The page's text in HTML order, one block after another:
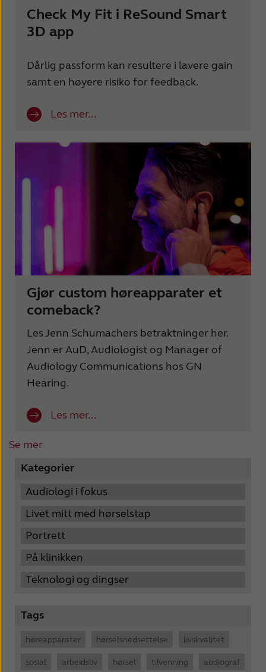
Check My Fit i ReSound Smart
3D app
Dårlig passform kan resultere i lavere gain
samt en høyere risiko for feedback.
Les mer...
Gjør custom høreapparater et
comeback?
Les Jenn Schumachers betraktninger her.
Jenn er AuD, Audiologist og Manager of
Audiology Communications hos GN
Hearing.
Les mer...
Se mer
Kategorier
Audiologi i fokus
Livet mitt med hørselstap
Portrett
På klinikken
Teknologi og dingser
Tags
høreapparater hørselsnedsettelse livskvalitet
sosial arbeidsliv hørsel tilvenning audiograf